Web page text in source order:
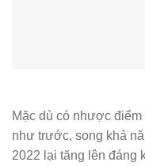
Mặc dù có nhược
như trước, song khả
2022 lại tăng lên đáng